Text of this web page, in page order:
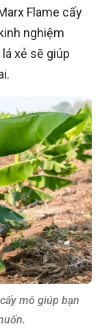
Flame cấy
nghiệm
xẻ sẽ giúp
mô giúp bạn